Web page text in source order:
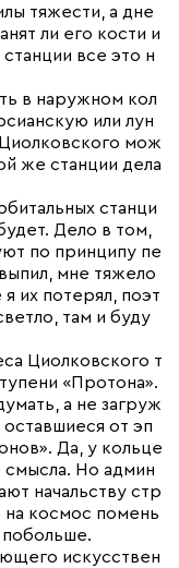
тяжести, а дне
ли его кости и
все это н
в наружном кол
или лун
мож
же станции дела
станци
Дело в том,
по принципу пе
мне тяжело
их потерял, поэт
там и буду
Циолковского т
«Протона».
а не загруж
от эп
Да, у кольце
смысла. Но админ
начальству стр
на космос помень
побольше.
искусствен